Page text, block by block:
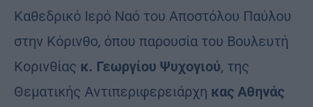
Καθεδρικό Ιερό Ναό του Αποστόλου Παύλου
στην Κόρινθο, όπου παρουσία του Βουλευτή
Κορινθίας κ. Γεωργίου Ψυχογιού, της
Θεματικής Αντιπεριφερειάρχη κας Αθηνάς